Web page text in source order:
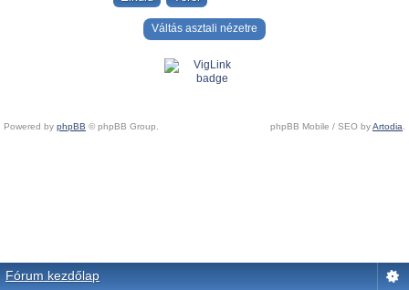
Váltás asztali nézetre
Powered by phpBB © phpBB Group. phpBB Mobile / SEO byArtodia.
Fórum kezdőlap